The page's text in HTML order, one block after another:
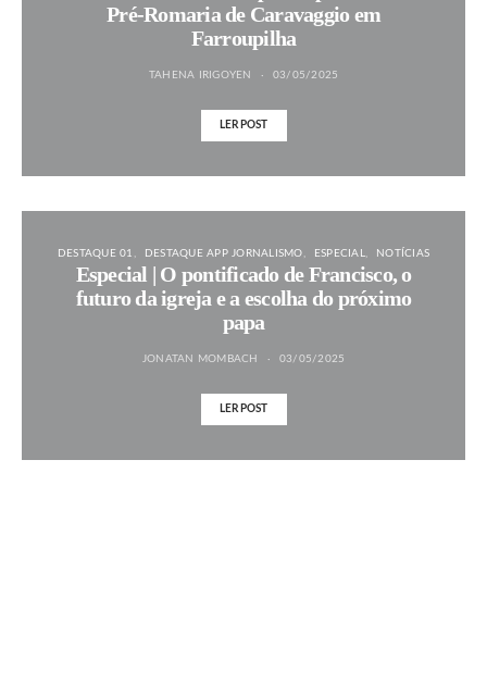
Pré-Romaria de Caravaggio em
Farroupilha
TAHENA IRIGOYEN 03/05/2025
LER POST
DESTAQUE 01 DESTAQUE APP JORNALISMO ESPECIAL NOTÍCIAS
Especial | O pontificado de Francisco, o
futuro da igreja e a escolha do próximo
papa
JONATAN MOMBACH 03/05/2025
LER POST